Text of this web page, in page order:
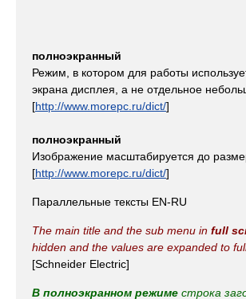
полноэкранный
Режим, в котором для работы
экрана дисплея, а не отдельное
[http://www.morepc.ru/dict/]
полноэкранный
Изображение масштабируется до
[http://www.morepc.ru/dict/]
Параллельные тексты EN-RU
The main title and the sub menu in full
hidden and the values are expanded to
[Schneider Electric]
В полноэкранном режиме строка